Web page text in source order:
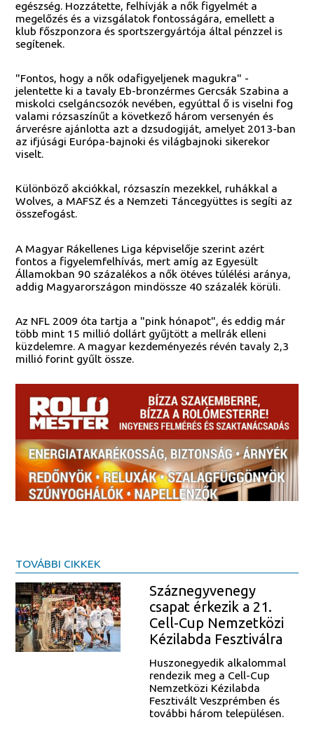
egészség. Hozzátette, felhívják a nők figyelmét a
megelőzés és a vizsgálatok fontosságára, emellett a
klub főszponzora és sportszergyártója által pénzzel is
segítenek.
"Fontos, hogy a nők odafigyeljenek magukra" -
jelentette ki a tavaly Eb-bronzérmes Gercsák Szabina a
miskolci cselgáncsozók nevében, egyúttal ő is viselni fog
valami rózsaszínűt a következő három versenyén és
árverésre ajánlotta azt a dzsudogiját, amelyet 2013-ban
az ifjúsági Európa-bajnoki és világbajnoki sikerekor
viselt.
Különböző akciókkal, rózsaszín mezekkel, ruhákkal a
Wolves, a MAFSZ és a Nemzeti Táncegyüttes is segíti az
összefogást.
A Magyar Rákellenes Liga képviselője szerint azért
fontos a figyelemfelhívás, mert amíg az Egyesült
Államokban 90 százalékos a nők ötéves túlélési aránya,
addig Magyarországon mindössze 40 százalék körüli.
Az NFL 2009 óta tartja a "pink hónapot", és eddig már
több mint 15 millió dollárt gyűjtött a mellrák elleni
küzdelemre. A magyar kezdeményezés révén tavaly 2,3
millió forint gyűlt össze.
TOVÁBBI CIKKEK
Száznegyvenegy
csapat érkezik a 21.
Cell-Cup Nemzetközi
Kézilabda Fesztiválra
Huszonegyedik alkalommal
rendezik meg a Cell-Cup
Nemzetközi Kézilabda
Fesztivált Veszprémben és
további három településen.